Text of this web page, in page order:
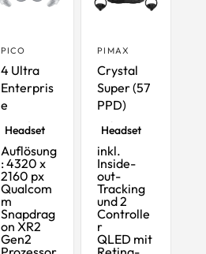
PICO
4 Ultra
Enterpris
e
Headset
Auflösung
: 4320 x
2160 px
Qualcom
m
Snapdrag
on XR2
Gen2
PIMAX
Crystal
Super (57
PPD)
High-End-
Headset
inkl.
Inside-
out-
Tracking
und 2
Controlle
r
QLED mit